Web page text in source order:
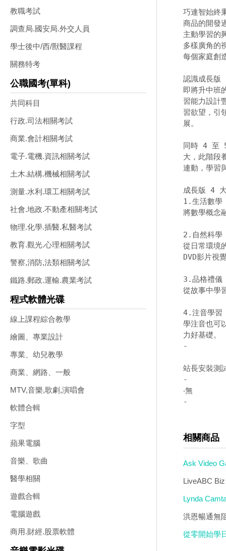
教職考試
調查局.國安局.外交人員
學士後中/西/獸醫課程
關務特考
公職國考(單科)
共同科目
行政.司法相關考試
商業.會計相關考試
電子.電機.資訊相關考試
土木.結構.機械相關考試
測量.水利.環工相關考試
社會.地政.不動產相關考試
物理.化學.插醫.私醫考試
教育.觀光.心理相關考試
警察,消防,法類相關考試
鐵路.郵政.運輸.農業考試
程式軟體光碟
線上課程綜合教學
繪圖、專業設計
專業、幼兒教學
商業、網路、一般
MTV,音樂,歌劇,演唱會
軟體合輯
字型
蘋果電腦
音樂、歌曲
醫學相關
遊戲合輯
電腦遊戲
商用.財經.股票軟體
巧連智始終
商品的開發
主動學習的
多樣廣角的
每個家庭創
認識成長版
即將升中班
習能力設計
習欲望，引
展。
同時 4 至 5
大，此階段
連動，學習
成長版 4
1.生活數
將數學概念
2.自然科
從日常環境
DVD影片視
3.品格禮
從故事中學
4.注音學
學注音也可
-
站長安裝測
-
-
相關商品
Ask Video
LiveABC
Lynda
洪恩暢通無
從零開始學